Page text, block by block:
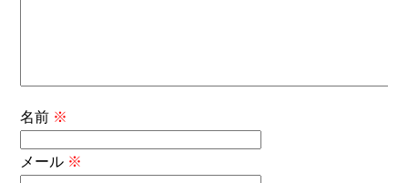
名前 ※
メール ※